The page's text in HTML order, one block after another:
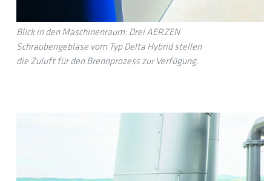
Blick in den Maschinenraum: Drei AERZEN
Schraubengebläse vom Typ Delta Hybrid stellen
die Zuluft für den Brennprozess zur Verfügung.